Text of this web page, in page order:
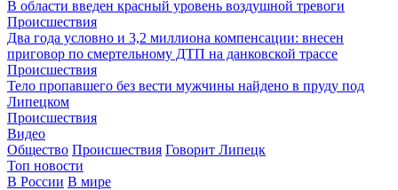
В области введен красный уровень воздушной тревоги
Происшествия
Два года условно и 3,2 миллиона компенсации: внесен
приговор по смертельному ДТП на данковской трассе
Происшествия
Тело пропавшего без вести мужчины найдено в пруду под
Липецком
Происшествия
Видео
Общество Происшествия Говорит Липецк
Топ новости
В России В мире